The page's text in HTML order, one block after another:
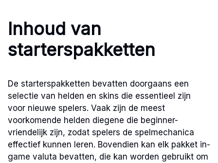
Inhoud van
starterspakketten
De starterspakketten bevatten doorgaans een
selectie van helden en skins die essentieel zijn
voor nieuwe spelers. Vaak zijn de meest
voorkomende helden diegene die beginner-
vriendelijk zijn, zodat spelers de spelmechanica
effectief kunnen leren. Bovendien kan elk pakket in-
game valuta bevatten, die kan worden gebruikt om